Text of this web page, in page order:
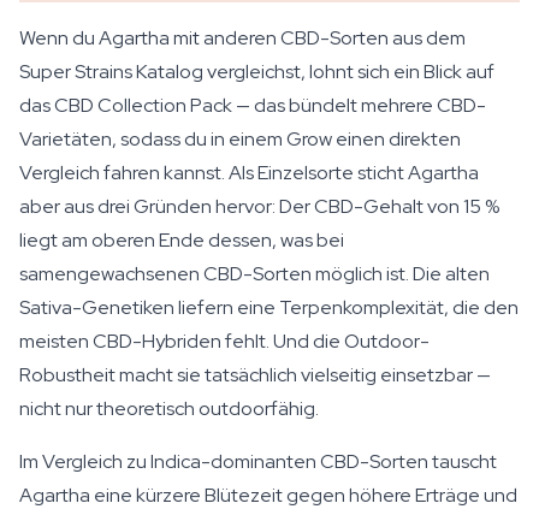
Wenn du Agartha mit anderen CBD-Sorten aus dem
Super Strains Katalog vergleichst, lohnt sich ein Blick auf
das CBD Collection Pack — das bündelt mehrere CBD-
Varietäten, sodass du in einem Grow einen direkten
Vergleich fahren kannst. Als Einzelsorte sticht Agartha
aber aus drei Gründen hervor: Der CBD-Gehalt von 15 %
liegt am oberen Ende dessen, was bei
samengewachsenen CBD-Sorten möglich ist. Die alten
Sativa-Genetiken liefern eine Terpenkomplexität, die den
meisten CBD-Hybriden fehlt. Und die Outdoor-
Robustheit macht sie tatsächlich vielseitig einsetzbar —
nicht nur theoretisch outdoorfähig.
Im Vergleich zu Indica-dominanten CBD-Sorten tauscht
Agartha eine kürzere Blütezeit gegen höhere Erträge und